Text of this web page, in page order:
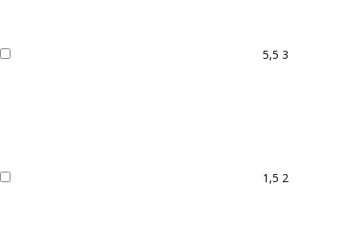
5,5 3
1,5 2